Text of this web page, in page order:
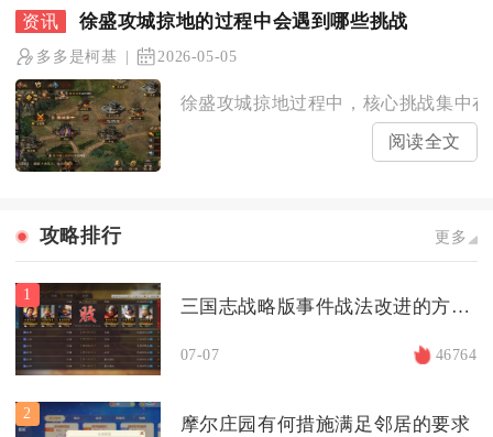
徐盛攻城掠地的过程中会遇到哪些挑战
多多是柯基 2026-05-05
徐盛攻城掠地过程中，核心挑战集中
阅读全文
攻略排行 更多
1
三国志战略版事件战法改进的方法有哪些
07-07 46764
2
摩尔庄园有何措施满足邻居的要求